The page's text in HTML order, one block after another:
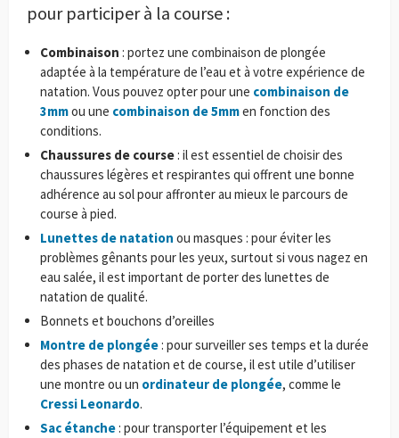
pour participer à la course :
Combinaison : portez une combinaison de plongée
adaptée à la température de l’eau et à votre expérience de
natation. Vous pouvez opter pour une combinaison de
3mmou une combinaison de 5mmen fonction des
conditions.
Chaussures de course : il est essentiel de choisir des
chaussures légères et respirantes qui offrent une bonne
adhérence au sol pour affronter au mieux le parcours de
course à pied.
Lunettes de natation ou masques : pour éviter les
problèmes gênants pour les yeux, surtout si vous nagez en
eau salée, il est important de porter des lunettes de
natation de qualité.
Bonnets et bouchons d’oreilles
Montre de plongée : pour surveiller ses temps et la durée
des phases de natation et de course, il est utile d’utiliser
une montre ou un ordinateur de plongée, comme le
Cressi Leonardo.
Sac étanche : pour transporter l’équipement et les